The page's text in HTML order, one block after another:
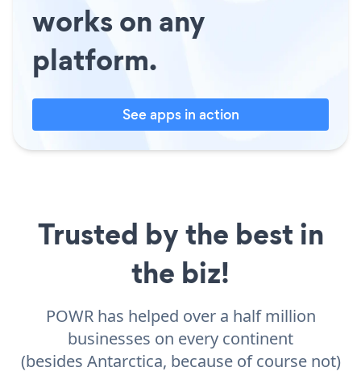
works on any
platform.
See apps in action
Trusted by the best in
the biz!
POWR has helped over a half million
businesses on every continent
(besides Antarctica, because of course not)